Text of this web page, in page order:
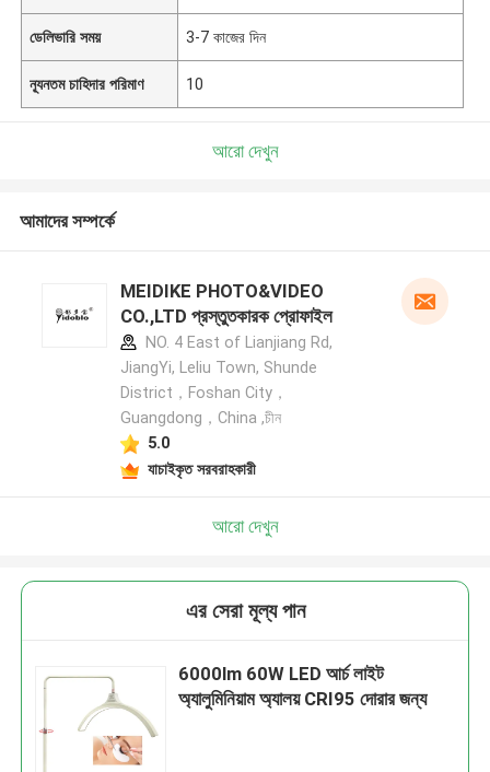
ডেলিভারি সময় 3-7 কাজের দিন
ন্যূনতম চাহিদার পরিমাণ 10
আরো দেখুন
আমাদের সম্পর্কে
MEIDIKE PHOTO&VIDEO
CO.,LTD প্রস্তুতকারক প্রোফাইল
NO. 4 East of Lianjiang Rd,
JiangYi, Leliu Town, Shunde
District，Foshan City，
Guangdong，China ,চীন
5.0
যাচাইকৃত সরবরাহকারী
আরো দেখুন
এর সেরা মূল্য পান
6000lm 60W LED আর্চ লাইট
অ্যালুমিনিয়াম অ্যালয় CRI95 দোরার জন্য